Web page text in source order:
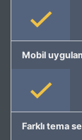
Mobil
Farklı tema